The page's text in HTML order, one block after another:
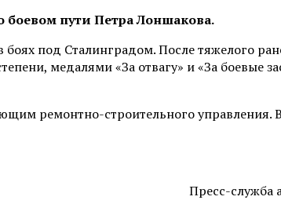
боевом пути Петра Лоншакова.
под Сталинградом. После тяжелого
медалями «За отвагу» и «За боевые
ремонтно-строительного управления.
Пресс-служба